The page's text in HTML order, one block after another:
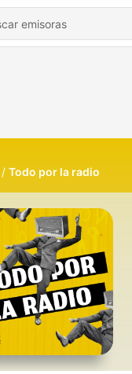
Todo por la radio